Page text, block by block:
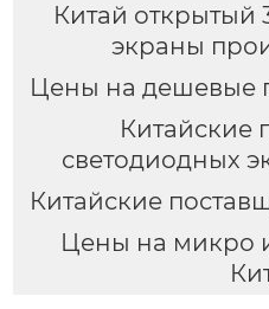
Китай открытый
экраны
Цены на дешевые
Китайские
светодиодных
Китайские
Цены на микро